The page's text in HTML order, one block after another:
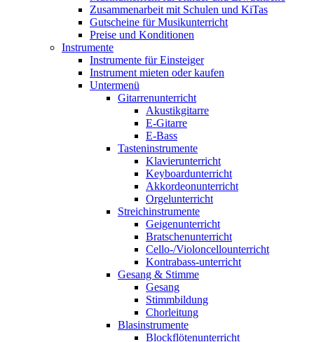
Zusammenarbeit mit Schulen und KiTas
Gutscheine für Musikunterricht
Preise und Konditionen
Instrumente
Instrumente für Einsteiger
Instrument mieten oder kaufen
Untermenü
Gitarrenunterricht
Akustikgitarre
E-Gitarre
E-Bass
Tasteninstrumente
Klavierunterricht
Keyboardunterricht
Akkordeonunterricht
Orgelunterricht
Streichinstrumente
Geigenunterricht
Bratschenunterricht
Cello-/Violoncellounterricht
Kontrabass-unterricht
Gesang & Stimme
Gesang
Stimmbildung
Chorleitung
Blasinstrumente
Blockflötenunterricht